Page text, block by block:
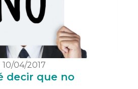
10/04/2017
decir que no